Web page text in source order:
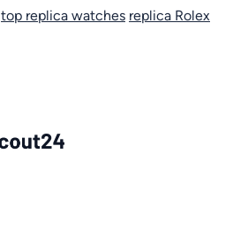
top replica watches replica Rolex